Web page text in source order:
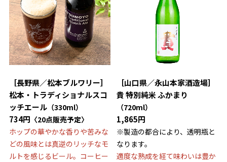
［長野県／松本ブルワリー］
松本・トラディショナルスコ
ッチエール（330ml）
734円 〈20点販売予定〉
ホップの華やかな香りや苦みな
どの風味とは真逆のリッチなモ
ルトを感じるビール。コーヒー
［山口県／永山本家酒造場］
貴 特別純米 ふかまり
（720ml）
1,865円
※製造の都合により、透明瓶と
なります。
適度な熟成を経て味わいは豊か